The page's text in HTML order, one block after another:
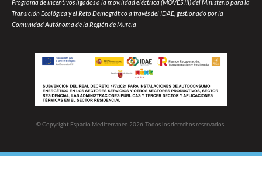
Programa de incentivos ligados a la movilidad eléctrica (MOVES III) del Ministerio para la
Transición Ecológica y el Reto Demográfico a través del IDAE, gestionado por la
Comunidad Autónoma de la Región de Murcia
© Copyright Espacio Mediterraneo 2026 .Todos los derechos reservados .